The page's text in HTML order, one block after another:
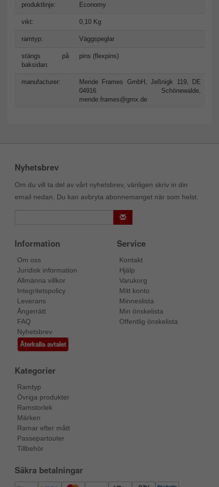
produktlinje: Economy
vikt: 0,10 Kg
ramtyp: Väggspeglar
stängs på
baksidan:
pins (flexpins)
manufacturer:
Mende Frames GmbH, Jeßnigk 119, DE
04916 Schönewalde,
mende.frames@gmx.de
Nyhetsbrev
Om du vill ta del av vårt nyhetsbrev, vänligen skriv in din
email nedan. Du kan avbryta abonnemanget när som helst.
Information
Om oss
Juridisk information
Allmänna villkor
Integritetspolicy
Leverans
Ångerrätt
FAQ
Nyhetsbrev
Återkalla avtalet
Service
Kontakt
Hjälp
Varukorg
Mitt konto
Minneslista
Min önskelista
Offentlig önskelista
Kategorier
Ramtyp
Övriga produkter
Ramstorlek
Märken
Ramar efter mått
Passepartouter
Tillbehör
Säkra betalningar